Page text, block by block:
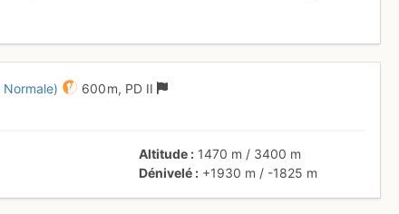
600 m, PD II
Altitude 1470 m / 3400 m
Dénivelé
+1930 m / -1825 m